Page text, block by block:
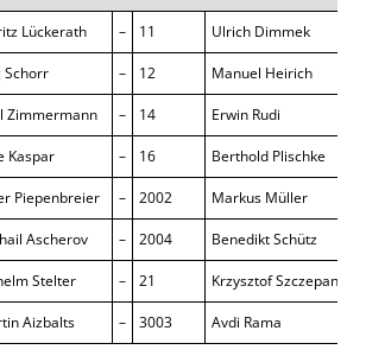
Lückerath – 11 Ulrich Dimmek
Schorr – 12 Manuel Heirich
Zimmermann – 14 Erwin Rudi
Kaspar – 16 Berthold Plischke
Piepenbreier – 2002 Markus Müller
Ascherov – 2004 Benedikt Schütz
Stelter – 21 Krzysztof Szczepanski
Aizbalts – 3003 Avdi Rama